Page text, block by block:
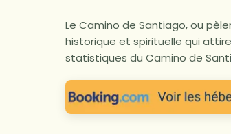
Le Camino de Santiago, ou
historique et spirituelle qui
statistiques du Camino de